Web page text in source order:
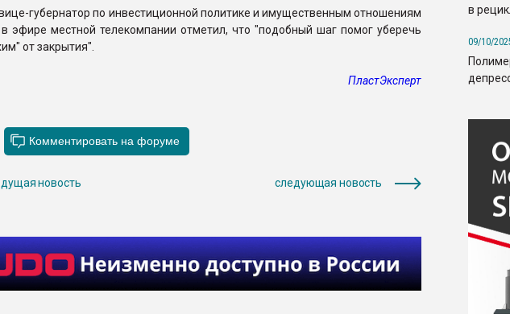
губернатор по инвестиционной политике и имущественным отношениям
эфире местной телекомпании отметил, что "подобный шаг помог уберечь
от закрытия".
ПластЭксперт
новость следующая новость
в
09/10/